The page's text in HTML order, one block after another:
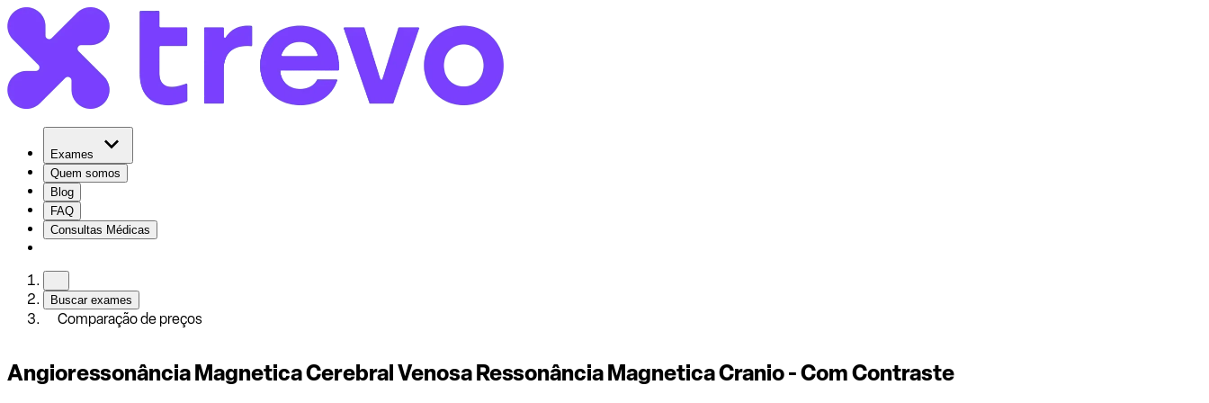
Exames
Quem somos
Blog
FAQ
Consultas Médicas
Buscar exames
Comparação de preços
Angioressonância Magnetica Cerebral Venosa Ressonância Magnetica Cranio - Com Contraste